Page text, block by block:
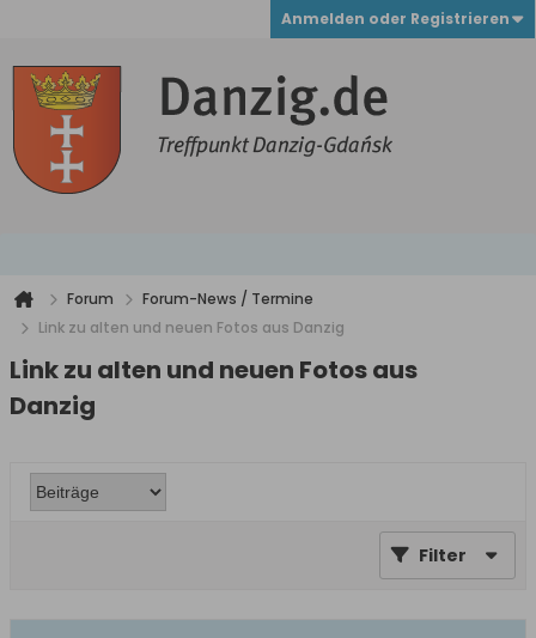
Anmelden oder Registrieren
Forum
Forum-News / Termine
Link zu alten und neuen Fotos aus Danzig
Link zu alten und neuen Fotos aus
Danzig
Filter